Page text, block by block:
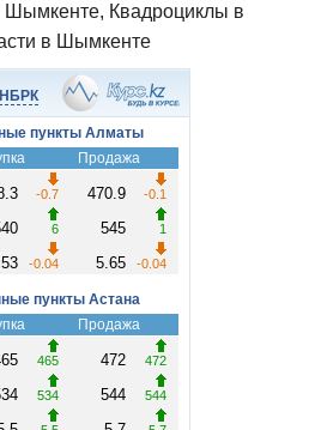
Квадроциклы в
в Шымкенте